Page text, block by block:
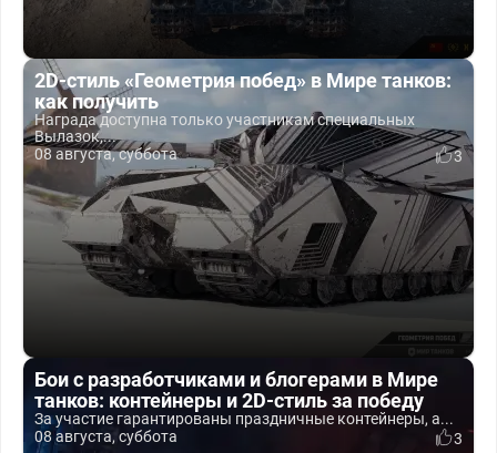
2D-стиль «Геометрия побед» в Мире танков:
как получить
Награда доступна только участникам специальных
Вылазок,...
08 августа, суббота
3
Бои с разработчиками и блогерами в Мире
танков: контейнеры и 2D-стиль за победу
За участие гарантированы праздничные контейнеры, а...
08 августа, суббота
3